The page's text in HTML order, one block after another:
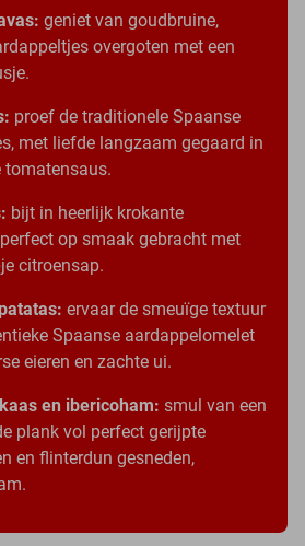
geniet van goudbruine,
overgoten met een
proef de traditionele Spaanse
met liefde langzaam gegaard in
tomatensaus.
bijt in heerlijk krokante
op smaak gebracht met
citroensap.
ervaar de smeuïge textuur
Spaanse aardappelomelet
eieren en zachte ui.
en ibericoham: smul van een
plank vol perfect gerijpte
en flinterdun gesneden,